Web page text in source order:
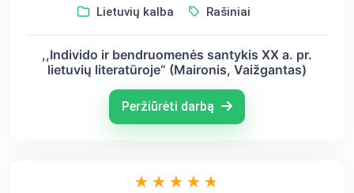
Lietuvių kalba Rašiniai
,,Individo ir bendruomenės santykis XX a. pr.
lietuvių literatūroje“ (Maironis, Vaižgantas)
Peržiūrėti darbą